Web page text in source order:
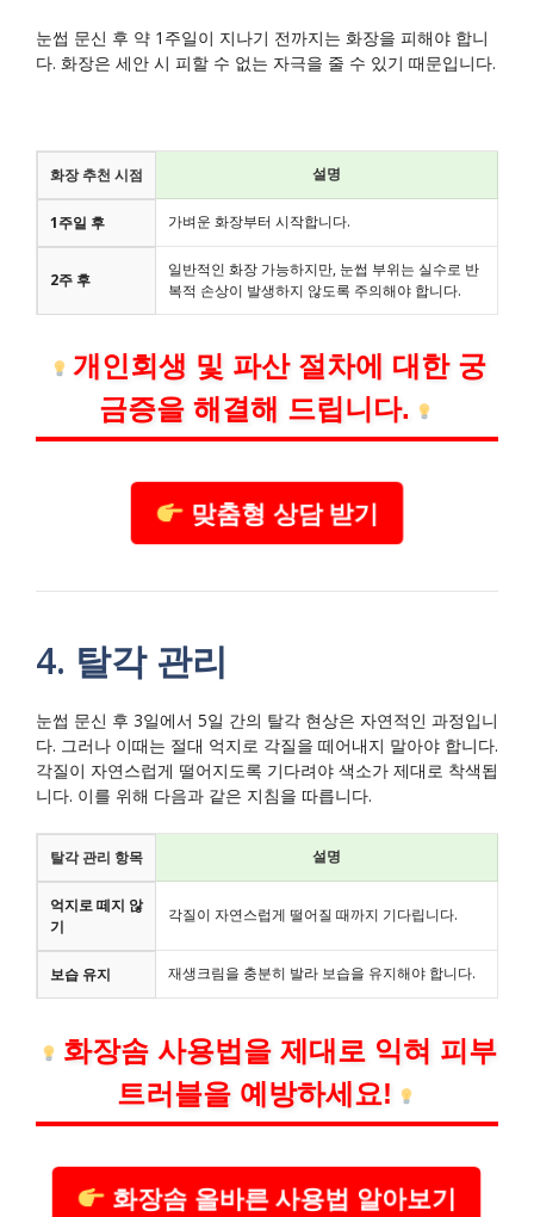
눈썹 문신 후 약 1주일이 지나기 전까지는 화장을 피해야 합니
다. 화장은 세안 시 피할 수 없는 자극을 줄 수 있기 때문입니다.
화장 추천 시점 설명
1주일 후 가벼운 화장부터 시작합니다.
2주 후
일반적인 화장 가능하지만, 눈썹 부위는 실수로 반
복적 손상이 발생하지 않도록 주의해야 합니다.
개인회생 및 파산 절차에 대한 궁
금증을 해결해 드립니다.
맞춤형 상담 받기
4. 탈각 관리
눈썹 문신 후 3일에서 5일 간의 탈각 현상은 자연적인 과정입니
다. 그러나 이때는 절대 억지로 각질을 떼어내지 말아야 합니다.
각질이 자연스럽게 떨어지도록 기다려야 색소가 제대로 착색됩
니다. 이를 위해 다음과 같은 지침을 따릅니다.
탈각 관리 항목 설명
억지로 떼지 않
기
각질이 자연스럽게 떨어질 때까지 기다립니다.
보습 유지 재생크림을 충분히 발라 보습을 유지해야 합니다.
화장솜 사용법을 제대로 익혀 피부
트러블을 예방하세요!
화장솜 올바른 사용법 알아보기